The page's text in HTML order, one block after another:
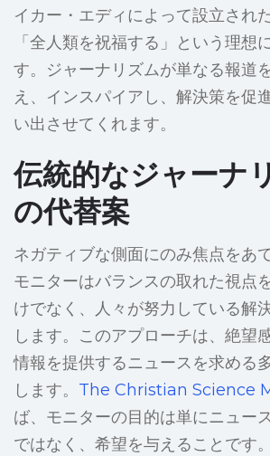
イカー・エディによって設立され
「全人類を祝福する」という理想
す。ジャーナリズムが単なる報道
え、インスパイアし、解決策を促
い出させてくれます。
伝統的なジャーナ
の代替案
ネガティブな側面にのみ焦点をあ
モニターはバランスの取れた視点
けでなく、人々が努力している解
します。このアプローチは、絶望
情報を提供するニュースを求める
します。 The Christian Science
ば、モニターの目的は単にニュー
ではなく、希望を与えることです。